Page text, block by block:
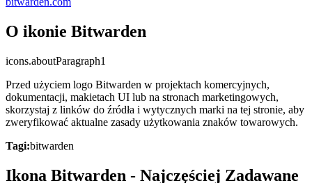
O ikonie Bitwarden
icons.aboutParagraph1
Przed użyciem logo Bitwarden w projektach komercyjnych,
dokumentacji, makietach UI lub na stronach marketingowych,
skorzystaj z linków do źródła i wytycznych marki na tej stronie, aby
zweryfikować aktualne zasady użytkowania znaków towarowych.
Tagi:bitwarden
Ikona Bitwarden - Najczęściej Zadawane